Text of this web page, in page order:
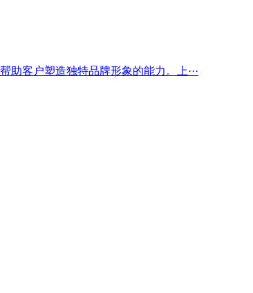
客户塑造独特品牌形象的能力。上···